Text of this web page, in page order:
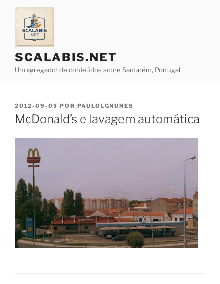
Saltar
conteúdo
SCALABIS.NET
Um agregador de conteúdos sobre Santarém, Portugal
PUBLICADO
EM
2012-09-05 POR PAULOLGNUNES
McDonald’s e lavagem automática